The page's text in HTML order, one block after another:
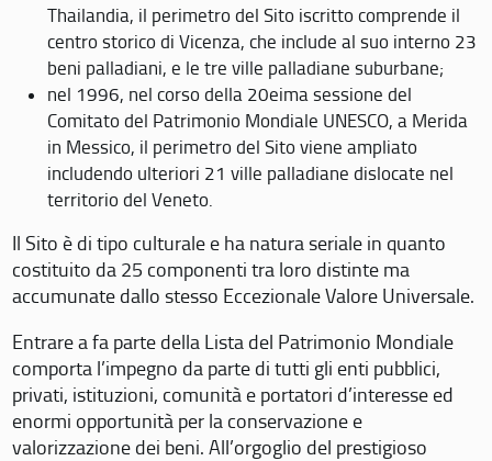
Thailandia, il perimetro del Sito iscritto comprende il
centro storico di Vicenza, che include al suo interno 23
beni palladiani, e le tre ville palladiane suburbane;
nel 1996, nel corso della 20eima sessione del
Comitato del Patrimonio Mondiale UNESCO, a Merida
in Messico, il perimetro del Sito viene ampliato
includendo ulteriori 21 ville palladiane dislocate nel
territorio del Veneto.
Il Sito è di tipo culturale e ha natura seriale in quanto
costituito da 25 componenti tra loro distinte ma
accumunate dallo stesso Eccezionale Valore Universale.
Entrare a fa parte della Lista del Patrimonio Mondiale
comporta l’impegno da parte di tutti gli enti pubblici,
privati, istituzioni, comunità e portatori d’interesse ed
enormi opportunità per la conservazione e
valorizzazione dei beni. All’orgoglio del prestigioso